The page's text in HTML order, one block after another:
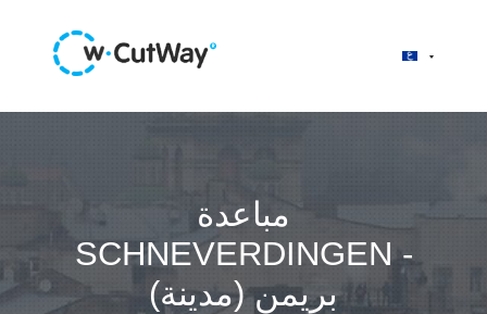
مباعدة
SCHNEVERDINGEN -
بريمن (مدينة)